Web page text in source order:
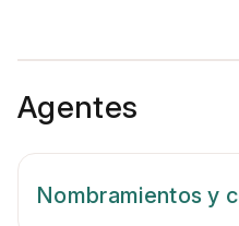
Agentes
Nombramientos y